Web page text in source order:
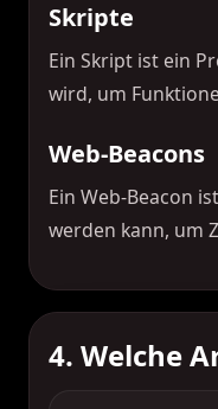
Skripte
Ein Skript ist ein
wird, um
Web-Beacons
Ein Web-Beacon
werden kann, um
4. Welche